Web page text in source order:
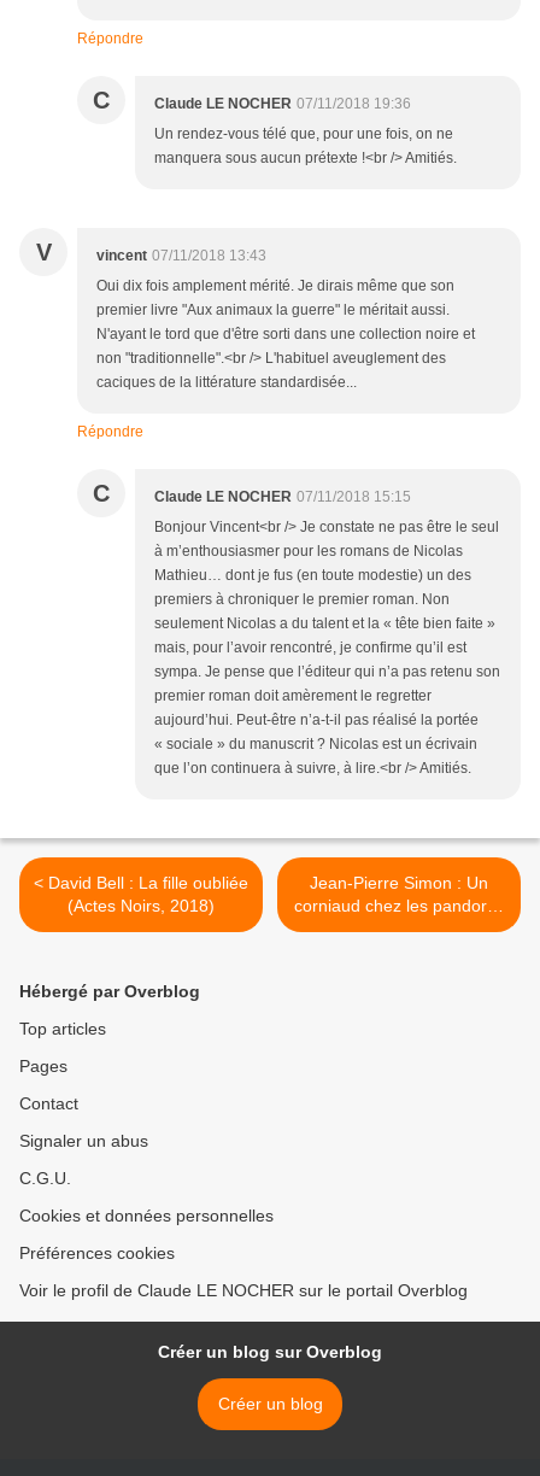
Répondre
C Claude LE NOCHER 07/11/2018 19:36
Un rendez-vous télé que, pour une fois, on ne
manquera sous aucun prétexte !<br /> Amitiés.
V vincent 07/11/2018 13:43
Oui dix fois amplement mérité. Je dirais même que son
premier livre "Aux animaux la guerre" le méritait aussi.
N'ayant le tord que d'être sorti dans une collection noire et
non "traditionnelle".<br /> L'habituel aveuglement des
caciques de la littérature standardisée...
Répondre
C Claude LE NOCHER 07/11/2018 15:15
Bonjour Vincent<br /> Je constate ne pas être le seul
à m’enthousiasmer pour les romans de Nicolas
Mathieu… dont je fus (en toute modestie) un des
premiers à chroniquer le premier roman. Non
seulement Nicolas a du talent et la « tête bien faite »
mais, pour l’avoir rencontré, je confirme qu’il est
sympa. Je pense que l’éditeur qui n’a pas retenu son
premier roman doit amèrement le regretter
aujourd’hui. Peut-être n’a-t-il pas réalisé la portée
« sociale » du manuscrit ? Nicolas est un écrivain
que l’on continuera à suivre, à lire.<br /> Amitiés.
< David Bell : La fille oubliée
(Actes Noirs, 2018)
Jean-Pierre Simon : Un
corniaud chez les pandores
(Éd.La Gidouille, 2018) —
Hébergé par Overblog
Top articles
Pages
Contact
Signaler un abus
C.G.U.
Cookies et données personnelles
Préférences cookies
Voir le profil de Claude LE NOCHER sur le portail Overblog
Créer un blog sur Overblog
Créer un blog